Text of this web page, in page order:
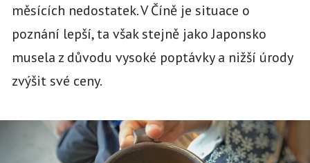
měsících nedostatek. V Číně je situace o
poznání lepší, ta však stejně jako Japonsko
musela z důvodu vysoké poptávky a nižší úrody
zvýšit své ceny.